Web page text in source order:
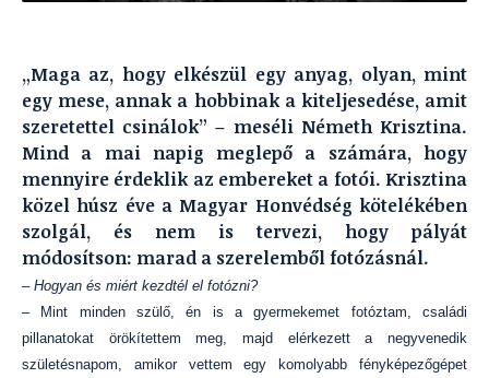
„Maga az, hogy elkészül egy anyag, olyan, mint
egy mese, annak a hobbinak a kiteljesedése, amit
szeretettel csinálok” – meséli Németh Krisztina.
Mind a mai napig meglepő a számára, hogy
mennyire érdeklik az embereket a fotói. Krisztina
közel húsz éve a Magyar Honvédség kötelékében
szolgál, és nem is tervezi, hogy pályát
módosítson: marad a szerelemből fotózásnál.
– Hogyan és miért kezdtél el fotózni?
– Mint minden szülő, én is a gyermekemet fotóztam, családi
pillanatokat örökítettem meg, majd elérkezett a negyvenedik
születésnapom, amikor vettem egy komolyabb fényképezőgépet